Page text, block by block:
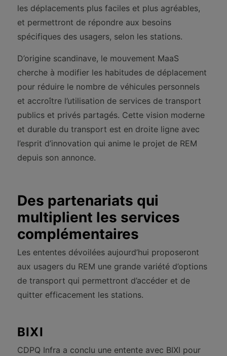
les déplacements plus faciles et plus agréables,
et permettront de répondre aux besoins
spécifiques des usagers, selon les stations.
D’origine scandinave, le mouvement MaaS
cherche à modifier les habitudes de déplacement
pour réduire le nombre de véhicules personnels
et accroître l’utilisation de services de transport
publics et privés partagés. Cette vision moderne
et durable du transport est en droite ligne avec
l’esprit d’innovation qui anime le projet de REM
depuis son annonce.
Des partenariats qui
multiplient les services
complémentaires
Les ententes dévoilées aujourd’hui proposeront
aux usagers du REM une grande variété d’options
de transport qui permettront d’accéder et de
quitter efficacement les stations.
BIXI
CDPQ Infra a conclu une entente avec BIXI pour